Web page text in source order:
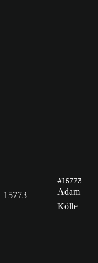
15773
#15773
Adam
Kölle